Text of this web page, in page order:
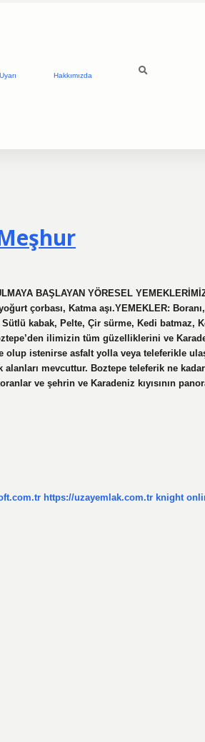
Hakkımızda
BAŞLAYAN YÖRESEL
çorbası, Katma aşı.YEMEKLER:
kabak, Pelte, Çir sürme, Kedi batmaz,
ilimizin tüm güzelliklerini ve
olup istenirse asfalt yolla veya teleferikle
mevcuttur. Boztepe teleferik ne
ve şehrin ve Karadeniz kıyısının
https://uzayemlak.com.tr knight